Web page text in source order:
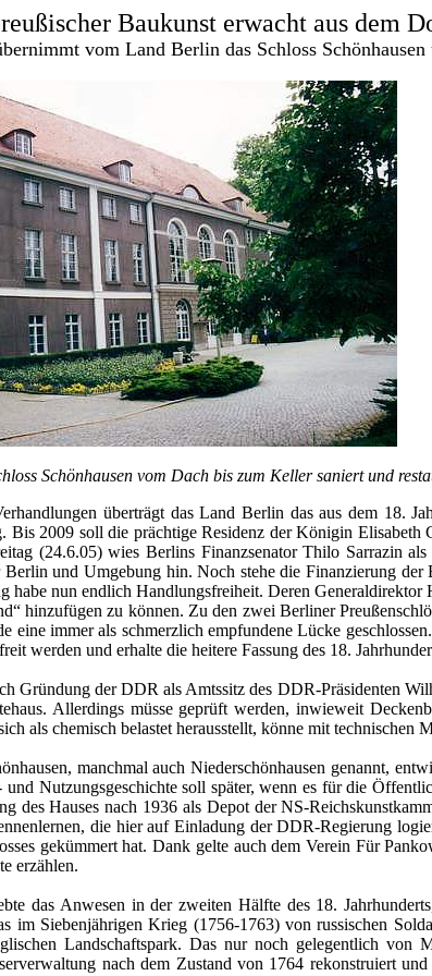
Baukunst erwacht aus dem
vom Land Berlin das Schloss
Schönhausen vom Dach bis zum Keller saniert und
überträgt das Land Berlin das aus dem 18.
Bis 2009 soll die prächtige Residenz der Königin
(24.6.05) wies Berlins Finanzsenator Thilo Sarrazin
Berlin und Umgebung hin. Noch stehe die Finanzierung
habe nun endlich Handlungsfreiheit. Deren
hinzufügen zu können. Zu den zwei Berliner
eine immer als schmerzlich empfundene Lücke
werden und erhalte die heitere Fassung des 18.
Gründung der DDR als Amtssitz des DDR-Präsidenten
Allerdings müsse geprüft werden, inwieweit
als chemisch belastet herausstellt, könne mit
manchmal auch Niederschönhausen genannt,
und Nutzungsgeschichte soll später, wenn es für die
des Hauses nach 1936 als Depot der NS-
die hier auf Einladung der DDR-Regierung
gekümmert hat. Dank gelte auch dem Verein Für
erzählen.
das Anwesen in der zweiten Hälfte des 18.
im Siebenjährigen Krieg (1756-1763) von russischen
Landschaftspark. Das nur noch gelegentlich von
nach dem Zustand von 1764 rekonstruiert